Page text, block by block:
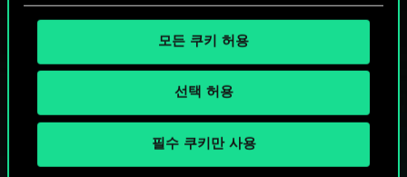
모든 쿠키 허용
선택 허용
필수 쿠키만 사용
궨트 한 판 어떠신가요?